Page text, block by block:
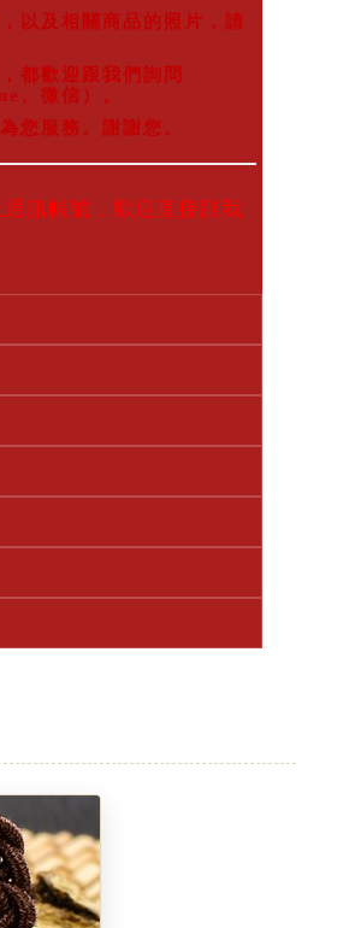
以及相關商品的照片，請
都歡迎跟我們詢問
、微信）。
您服務。謝謝您。
訊帳號，歡迎直接跟我